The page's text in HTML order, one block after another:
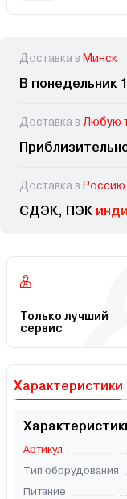
Доставка в Минск
В понедельник
Доставка в Любую
Доставка в Россию
СДЭК, ПЭК
Только лучший
сервис
Характеристики
Артикул
Тип оборудования
Питание